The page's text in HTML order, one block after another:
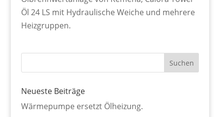
Öl 24 LS mit Hydraulische Weiche und mehrere
Heizgruppen.
Neueste Beiträge
Wärmepumpe ersetzt Ölheizung.